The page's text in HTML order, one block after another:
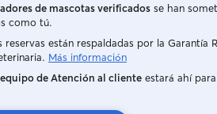
de mascotas verificados se han
como tú.
reservas están respaldadas por la
Más información
de Atención al cliente estará ahí